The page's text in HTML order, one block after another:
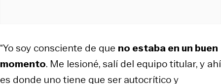
“Yo soy consciente de que no estaba en un buen
momento. Me lesioné, salí del equipo titular, y ahí
es donde uno tiene que ser autocrítico y